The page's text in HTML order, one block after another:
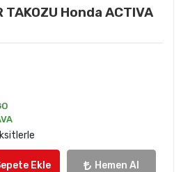
TAKOZU Honda ACTIVA
Ekle Hemen Al